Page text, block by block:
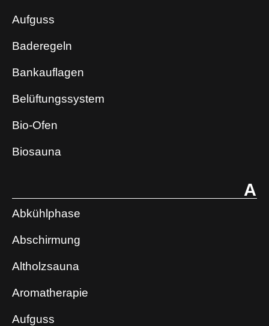
Aufguss
Baderegeln
Bankauflagen
Belüftungssystem
Bio-Ofen
Biosauna
A
Abkühlphase
Abschirmung
Altholzsauna
Aromatherapie
Aufguss